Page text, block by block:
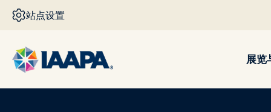
跳转到主要内容
站点设置
展览